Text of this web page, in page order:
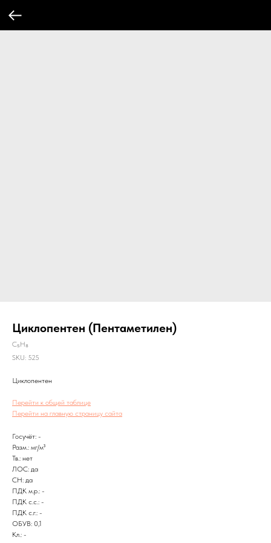
Циклопентен (Пентаметилен)
C₅H₈
SKU: 525
Циклопентен
Перейти к общей таблице
Перейти на главную страницу сайта
Госучёт: -
Разм.: мг/м³
Тв.: нет
ЛОС: да
CH: да
ПДК м.р.: -
ПДК с.с.: -
ПДК с.г.: -
ОБУВ: 0,1
Кл.: -